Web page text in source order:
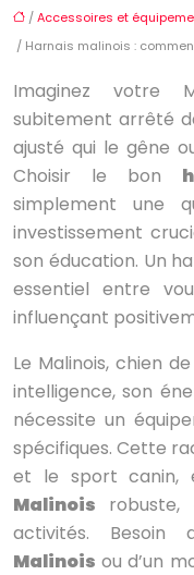
/Accessoires et
/ Harnais malinois :
Imaginez votre
subitement arrêté
ajusté qui le gêne
Choisir le bon
simplement une
investissement
son éducation. Un
essentiel entre
influençant
Le Malinois, chien
intelligence, son
nécessite un
spécifiques. Cette
et le sport canin,
Malinois
activités. Besoin
Malinois ou d’un